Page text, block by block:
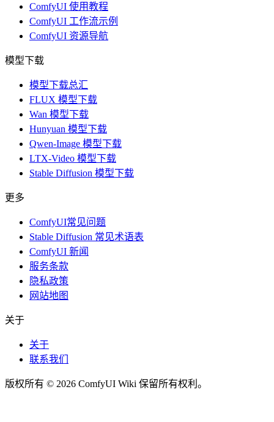
ComfyUI 使用教程
ComfyUI 工作流示例
ComfyUI 资源导航
模型下载
模型下载总汇
FLUX 模型下载
Wan 模型下载
Hunyuan 模型下载
Qwen-Image 模型下载
LTX-Video 模型下载
Stable Diffusion 模型下载
更多
ComfyUI常见问题
Stable Diffusion 常见术语表
ComfyUI 新闻
服务条款
隐私政策
网站地图
关于
关于
联系我们
版权所有 © 2026 ComfyUI Wiki 保留所有权利。